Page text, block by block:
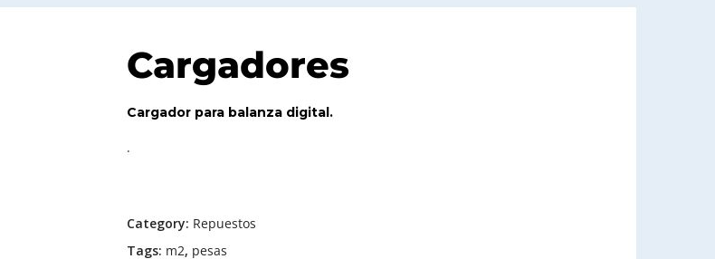
Cargadores
Cargador para balanza digital.
.
Category: Repuestos
Tags: m2, pesas